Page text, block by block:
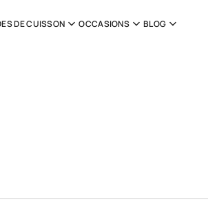
DE CUISSON OCCASIONS BLOG